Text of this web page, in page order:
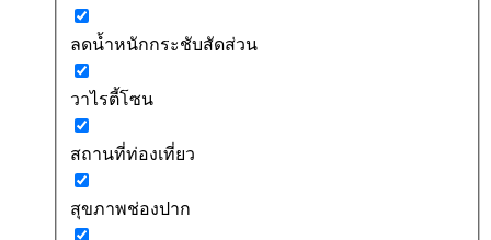
ลดน้ำหนักกระชับสัดส่วน
วาไรตี้โซน
สถานที่ท่องเที่ยว
สุขภาพช่องปาก